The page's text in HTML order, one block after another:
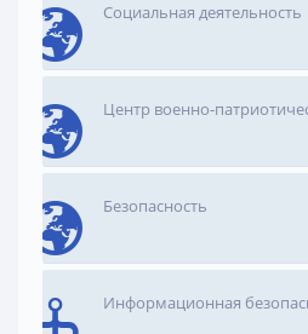
Социальная деятельность
Центр военно-
Безопасность
Информационная